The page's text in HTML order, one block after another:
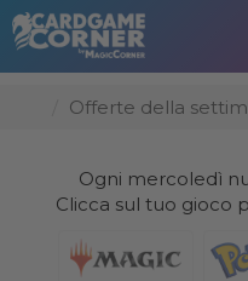
Offerte della
Ogni mercoledì
Clicca sul tuo gioco